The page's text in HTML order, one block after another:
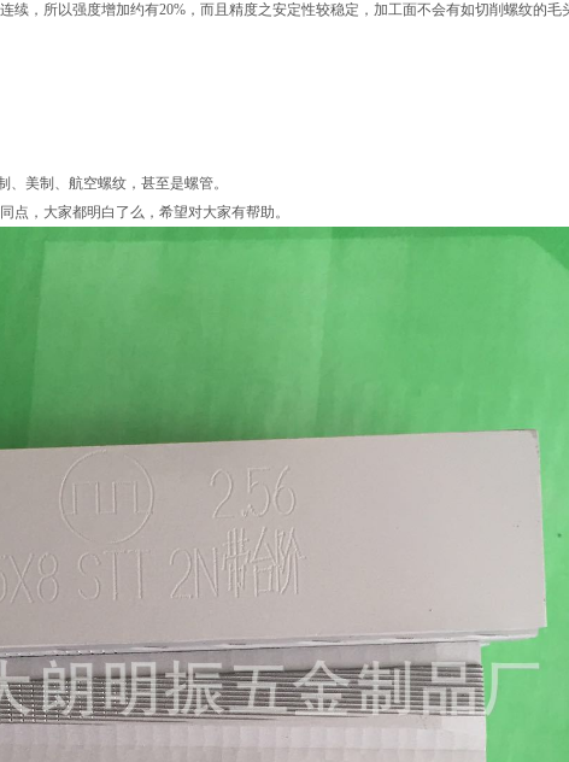
续，所以强度增加约有20%，而且精度之安定性较稳定，加工面不会有如切削螺纹的毛
美制、航空螺纹，甚至是螺管。
点，大家都明白了么，希望对大家有帮助。